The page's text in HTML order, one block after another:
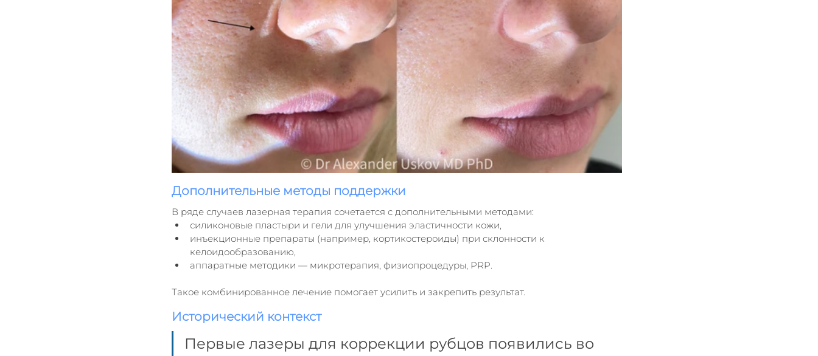
Дополнительные методы поддержки
В ряде случаев лазерная терапия сочетается с дополнительными методами:
силиконовые пластыри и гели для улучшения эластичности кожи,
инъекционные препараты (например, кортикостероиды) при склонности к
келоидообразованию,
аппаратные методики — микротерапия, физиопроцедуры, PRP.
Такое комбинированное лечение помогает усилить и закрепить результат.
Исторический контекст
Первые лазеры для коррекции рубцов появились во